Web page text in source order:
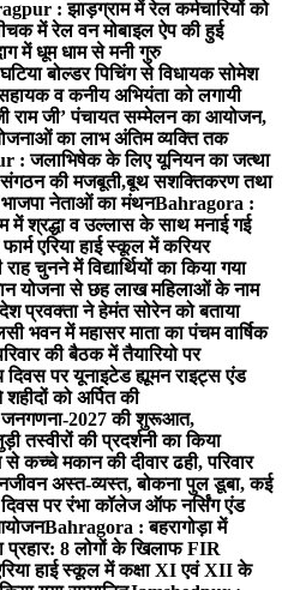
: झाड़ग्राम में रेल कर्मचारियों को
में रेल वन मोबाइल ऐप की हुई
में धूम धाम से मनी गुरु
बोल्डर पिचिंग से विधायक सोमेश
व कनीय अभियंता को लगायी
राम जी’ पंचायत सम्मेलन का आयोजन,
का लाभ अंतिम व्यक्ति तक
: जलाभिषेक के लिए यूनियन का जत्था
की मजबूती,बूथ सशक्तिकरण तथा
भाजपा नेताओं का मंथनBahragora :
में श्रद्धा व उल्लास के साथ मनाई गई
एरिया हाई स्कूल में करियर
चुनने में विद्यार्थियों का किया गया
योजना से छह लाख महिलाओं के नाम
प्रवक्ता ने हेमंत सोरेन को बताया
भवन में महासर माता का पंचम वार्षिक
की बैठक में तैयारियो पर
पर यूनाइटेड ह्यूमन राइट्स एंड
को अर्पित की
जनगणना-2027 की शुरूआत,
तस्वीरों की प्रदर्शनी का किया
कच्चे मकान की दीवार ढही, परिवार
अस्त-व्यस्त, बोकना पुल डूबा, कई
पर रंभा कॉलेज ऑफ नर्सिंग एंड
Bahragora : बहरागोड़ा में
प्रहार: 8 लोगों के खिलाफ FIR
हाई स्कूल में कक्षा XI एवं XII के